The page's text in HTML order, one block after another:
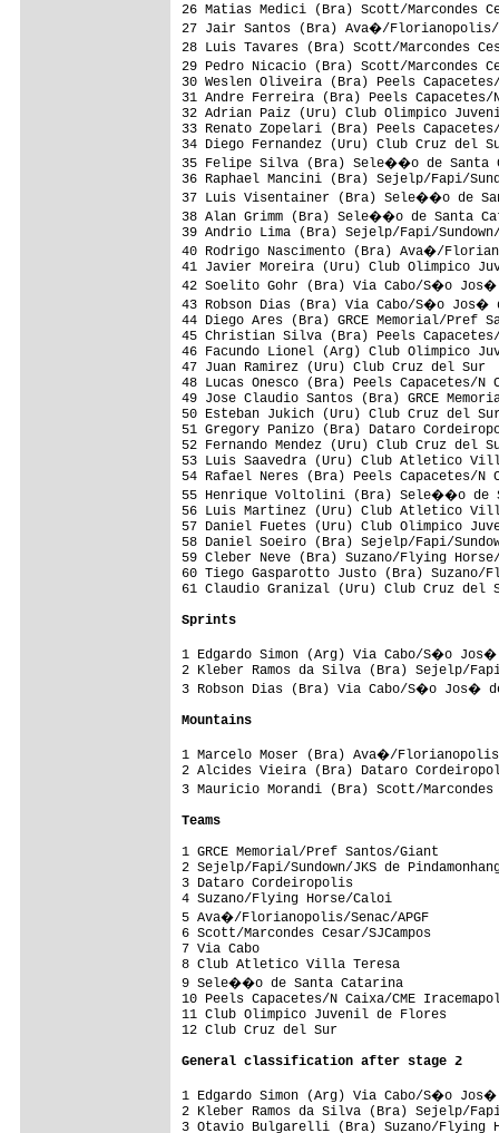
26 Matias Medici (Bra) Scott/
27 Jair Santos (Bra)
28 Luis Tavares (Bra) Scott/
29 Pedro Nicacio (Bra) Scott/
30 Weslen Oliveira (Bra) Peels
31 Andre Ferreira (Bra) Peels
32 Adrian Paiz (Uru)
33 Renato Zopelari (Bra) Peels
34 Diego Fernandez
35 Felipe Silva (Bra)
36 Raphael Mancini (Bra) Sejelp/
37 Luis Visentainer
38 Alan Grimm (Bra)
39 Andrio Lima (Bra) Sejelp/
40 Rodrigo Nascimento (Bra)
41 Javier Moreira (Uru)
42 Soelito Gohr (Bra) Via
43 Robson Dias (Bra) Via
44 Diego Ares (Bra) GRCE
45 Christian Silva (Bra) Peels
46 Facundo Lionel (Arg)
47 Juan Ramirez
48 Lucas Onesco (Bra) Peels
49 Jose Claudio Santos (Bra)
50 Esteban Jukich
51 Gregory Panizo
52 Fernando Mendez (Uru) Club
53 Luis Saavedra (Uru) Club
54 Rafael Neres (Bra) Peels
55 Henrique Voltolini
56 Luis Martinez (Uru)
57 Daniel Fuetes (Uru)
58 Daniel Soeiro (Bra) Sejelp/Fapi/
59 Cleber Neve (Bra)
60 Tiego Gasparotto Justo
61 Claudio Granizal
Sprints
1 Edgardo Simon (Arg) Via Cabo/
2 Kleber Ramos da Silva (Bra) Sejelp/
3 Robson Dias (Bra) Via Cabo/S�o
Mountains
1 Marcelo Moser (Bra) Ava�/
2 Alcides Vieira (Bra) Dataro
3 Mauricio Morandi (Bra) Scott/
Teams
1 GRCE Memorial/Pref Santos/
2 Sejelp/Fapi/Sundown/
3 Dataro
4 Suzano/
5 Ava�/
6 Scott/
7 Via Cabo
8 Club Atletico Villa Teresa
9 Sele��o de Santa Catarina
10 Peels Capacetes/N Caixa/CME
11 Club
12 Club
General classification after stage 2
1 Edgardo Simon (Arg) Via Cabo/
2 Kleber Ramos da Silva (Bra) Sejelp/
3 Otavio Bulgarelli (Bra) Suzano/